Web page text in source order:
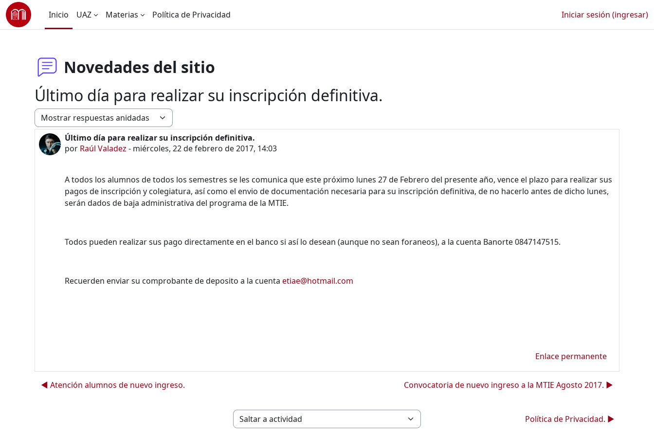
Saltar al contenido principal
Inicio
UAZ Materias Política de Privacidad Iniciar sesión (ingresar)
Novedades del sitio
Último día para realizar su inscripción definitiva.
Modo de visualización
Último día para realizar su inscripción definitiva.
por Raúl Valadez - miércoles, 22 de febrero de 2017, 14:03
Número de respuestas: 0
A todos los alumnos de todos los semestres se les comunica que este próximo lunes 27 de Febrero del presente año, vence el plazo para realizar sus
pagos de inscripción y colegiatura, así como el envio de documentación necesaria para su inscripción definitiva, de no hacerlo antes de dicho lunes,
serán dados de baja administrativa del programa de la MTIE.
Todos pueden realizar sus pago directamente en el banco si así lo desean (aunque no sean foraneos), a la cuenta Banorte 0847147515.
Recuerden enviar su comprobante de deposito a la cuenta etiae@hotmail.com
Enlace permanente
◀︎ Atención alumnos de nuevo ingreso. Convocatoria de nuevo ingreso a la MTIE Agosto 2017. ▶︎
Saltar a actividad Política de Privacidad. ▶︎